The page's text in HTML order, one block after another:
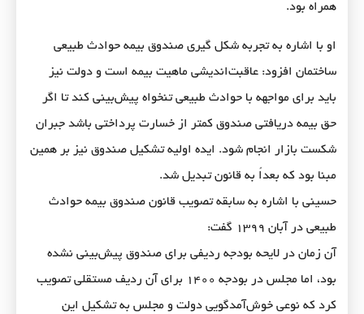
همراه بود.
او با اشاره به تجربه شکل گیری صندوق بیمه حوادث طبیعی
ساختمان افزود: عاقبت‌اندیشی ماهیت بیمه است و دولت نیز
باید برای مواجهه با حوادث طبیعی تنخواه پیش‌بینی کند تا اگر
حق بیمه دریافتی صندوق کمتر از خسارت پرداختی باشد جبران
شکست بازار انجام شود. ایده اولیه تشکیل صندوق نیز بر همین
مبنا بود که بعداً به قانون تبدیل شد.
حسینی با اشاره به سابقه تصویب قانون صندوق بیمه حوادث
طبیعی در آبان ۱۳۹۹ گفت:
آن زمان در لایحه بودجه ردیفی برای صندوق پیش‌بینی نشده
بود، اما مجلس در بودجه ۱۴۰۰ برای آن ردیف مستقلی تصویب
کرد که نوعی خوش‌آمدگویی دولت و مجلس به تشکیل این